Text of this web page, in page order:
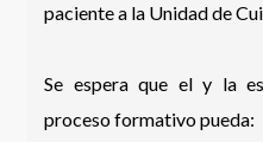
paciente a la Unidad de
Se espera que el y la
proceso formativo pueda:
Número de Celular *